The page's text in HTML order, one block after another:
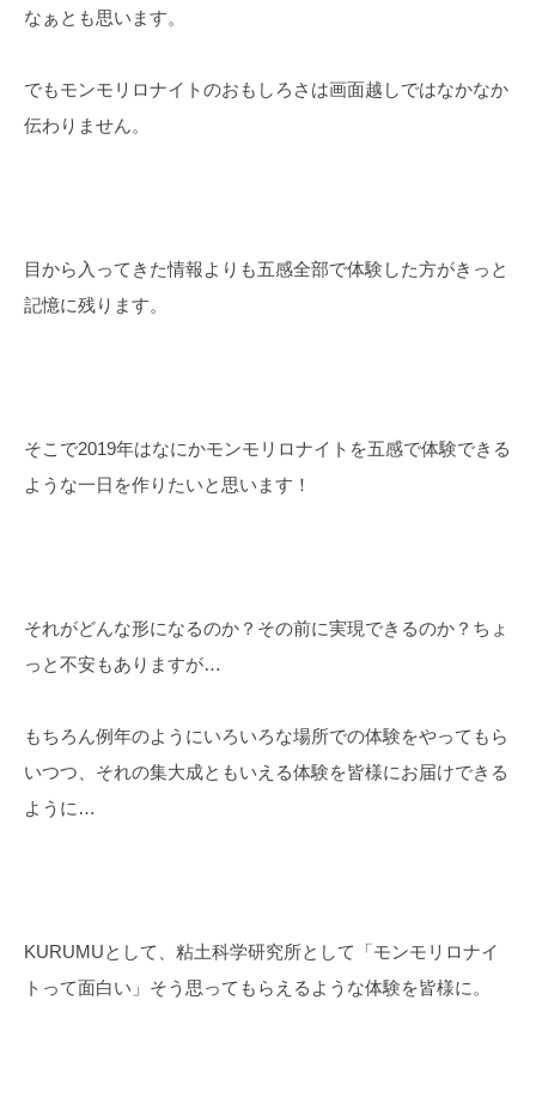
なぁとも思います。
でもモンモリロナイトのおもしろさは画面越しではなかなか
伝わりません。
目から入ってきた情報よりも五感全部で体験した方がきっと
記憶に残ります。
そこで2019年はなにかモンモリロナイトを五感で体験できる
ような一日を作りたいと思います！
それがどんな形になるのか？その前に実現できるのか？ちょ
っと不安もありますが…
もちろん例年のようにいろいろな場所での体験をやってもら
いつつ、それの集大成ともいえる体験を皆様にお届けできる
ように…
KURUMUとして、粘土科学研究所として「モンモリロナイ
トって面白い」そう思ってもらえるような体験を皆様に。